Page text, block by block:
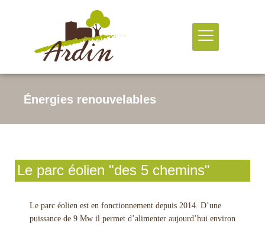
Énergies renouvelables
Le parc éolien "des 5 chemins"
Le parc éolien est en fonctionnement depuis 2014. D’une
puissance de 9 Mw il permet d’alimenter aujourd’hui environ